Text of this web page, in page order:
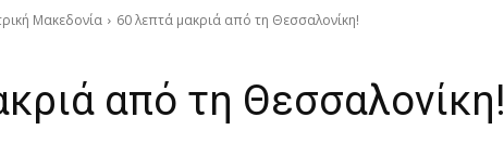
Μακεδονία 60 λεπτά μακριά από τη Θεσσαλονίκη!
από τη Θεσσαλονίκη!